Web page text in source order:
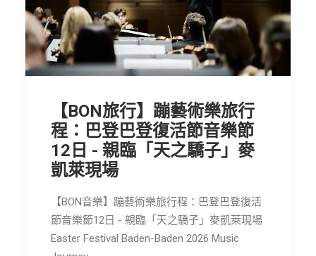
【BON旅行】蹦藝術樂旅行
程：巴登巴登復活節音樂節
12日 - 親臨「天之驕子」麥
凱萊現場
【BON音樂】蹦藝術樂旅行程：巴登巴登復活
節音樂節12日 - 親臨「天之驕子」麥凱萊現場
Easter Festival Baden-Baden 2026 Music